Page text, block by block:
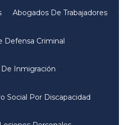
Abogados De Trabajadores
Defensa Criminal
Inmigración
Social Por Discapacidad